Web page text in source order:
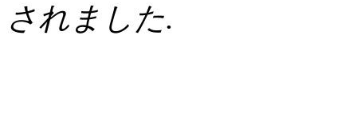
されました.